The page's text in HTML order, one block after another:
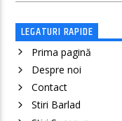
LEGATURI RAPIDE
Prima pagină
Despre noi
Contact
Stiri Barlad